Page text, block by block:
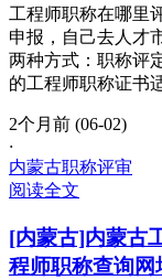
工程师职称在哪里
申报，自己去人才
两种方式：职称评
的工程师职称证书
2个月前 (06-02)
·
内蒙古职称评审
阅读全文
[内蒙古]内蒙古
程师职称查询网